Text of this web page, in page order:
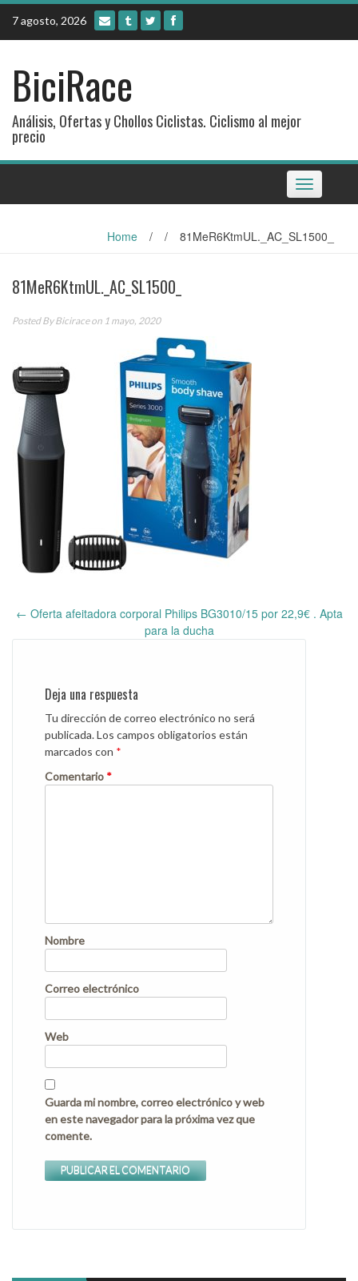
Skip
content
7 agosto, 2026
BiciRace
Análisis, Ofertas y Chollos Ciclistas. Ciclismo al mejor
precio
Toggle
navigation
Home / / 81MeR6KtmUL._AC_SL1500_
81MeR6KtmUL._AC_SL1500_
Posted ByBiciraceon 1 mayo, 2020
navigation
← Oferta afeitadora corporal Philips BG3010/15 por 22,9€ . Apta
para la ducha
Deja una respuesta
Tu dirección de correo electrónico no será
publicada.Los campos obligatorios están
marcados con *
Comentario *
Nombre
Correo electrónico
Web
Guarda mi nombre, correo electrónico y web
en este navegador para la próxima vez que
comente.